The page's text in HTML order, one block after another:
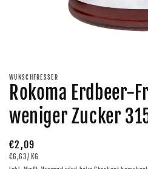
Modal
öffnen
WUNSCHFRESSER
Rokoma
weniger Zucker
Normaler
Preis
€2,09
GRUNDPREIS
€6,63/ PRO
KG